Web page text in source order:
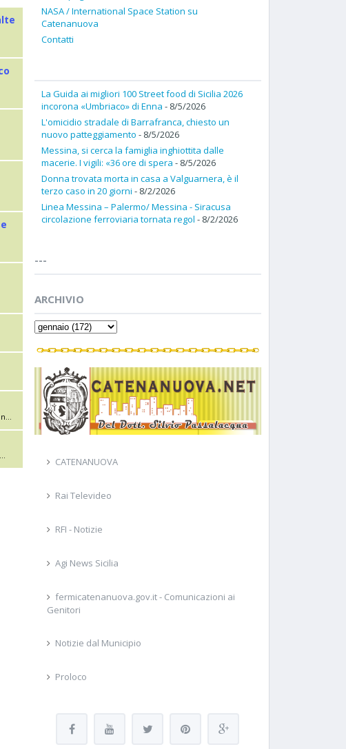
NASA / International Space Station su
Catenanuova
Contatti
La Guida ai migliori 100 Street food di Sicilia 2026
incorona «Umbriaco» di Enna - 8/5/2026
L'omicidio stradale di Barrafranca, chiesto un
nuovo patteggiamento - 8/5/2026
Messina, si cerca la famiglia inghiottita dalle
macerie. I vigili: «36 ore di spera - 8/5/2026
Donna trovata morta in casa a Valguarnera, è il
terzo caso in 20 giorni - 8/2/2026
Linea Messina – Palermo/ Messina - Siracusa
circolazione ferroviaria tornata regol - 8/2/2026
---
ARCHIVIO
CATENANUOVA
Rai Televideo
RFI - Notizie
Agi News Sicilia
fermicatenanuova.gov.it - Comunicazioni ai
Genitori
Notizie dal Municipio
Proloco